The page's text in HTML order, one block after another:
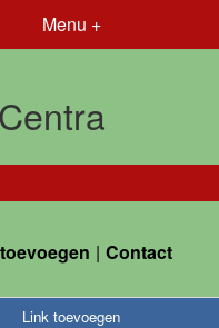
Menu +
Contact
Link toevoegen